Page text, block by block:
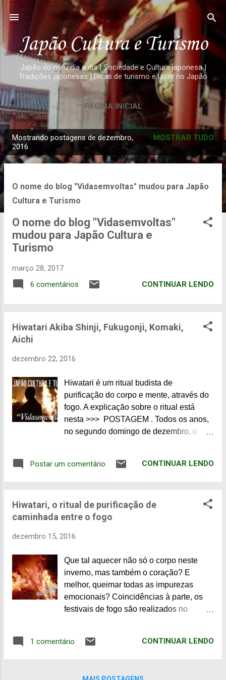
Pular para o conteúdo principal
Japão Cultura e Turismo
Japão do meu dia a dia | Sociedade e Cultura japonesa |
Tradições japonesas | Dicas de turismo e lazer no Japão
PÁGINA INICIAL
P
o
Mostrando postagens de dezembro,
2016
MOSTRAR TUDO
O nome do blog "Vidasemvoltas" mudou para Japão
Cultura e Turismo
O nome do blog "Vidasemvoltas"
mudou para Japão Cultura e
Turismo
março 28, 2017
6 comentários
CONTINUAR LENDO
Hiwatari Akiba Shinji, Fukugonji, Komaki,
Aichi
dezembro 22, 2016
Hiwatari é um ritual budista de
purificação do corpo e mente, através do
fogo. A explicação sobre o ritual está
nesta >>> POSTAGEM . Todos os anos,
no segundo domingo de dezembro, o
Hiwatari Akiba Shinji. Hiwatari Akiba
impurezas do corpo e da mente, cuja
mensagem é: "Ao experimentar o medo
queima a si mesmo, recupere uma
estátua de Kannon ao longo da rodovia
que passa em frente e do outro lado da
entrada do templo, está localizado
Fukugonji, em Komaki, Aichi. Endereço e
mapa estão no final desta postagem.
Fukugonji, tinha o poder de controlar o
inveja, malícia, ressentimento, etc.).
Postar um comentário CONTINUAR LENDO
Hiwatari, o ritual de purificação de
caminhada entre o fogo
dezembro 15, 2016
Que tal aquecer não só o corpo neste
inverno, mas também o coração? E
melhor, queimar todas as impurezas
emocionais? Coincidências à parte, os
festivais de fogo são realizados no
Akiba, para chegar ao novo
1 comentário CONTINUAR LENDO